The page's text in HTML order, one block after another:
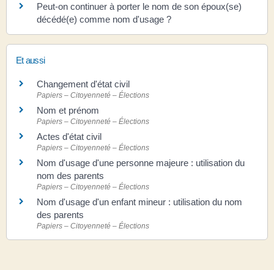
Peut-on continuer à porter le nom de son époux(se)
décédé(e) comme nom d'usage ?
Et aussi
Changement d'état civil
Papiers – Citoyenneté – Élections
Nom et prénom
Papiers – Citoyenneté – Élections
Actes d'état civil
Papiers – Citoyenneté – Élections
Nom d'usage d'une personne majeure : utilisation du
nom des parents
Papiers – Citoyenneté – Élections
Nom d'usage d'un enfant mineur : utilisation du nom
des parents
Papiers – Citoyenneté – Élections